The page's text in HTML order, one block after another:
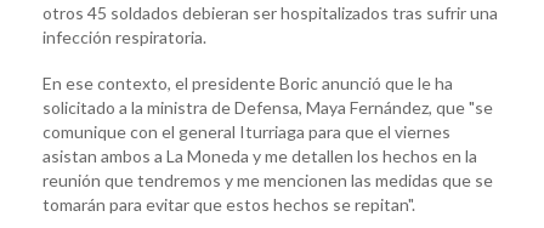
otros 45 soldados debieran ser hospitalizados tras sufrir una
infección respiratoria.
En ese contexto, el presidente Boric anunció que le ha
solicitado a la ministra de Defensa, Maya Fernández, que "se
comunique con el general Iturriaga para que el viernes
asistan ambos a La Moneda y me detallen los hechos en la
reunión que tendremos y me mencionen las medidas que se
tomarán para evitar que estos hechos se repitan".